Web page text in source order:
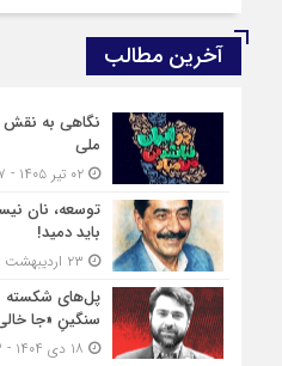
آخرین مطالب
نگاهی به نقش
ملی
۰۲ تیر ۱۴۰۵ - ۱۷:۲۷
توسعه، نان
باید دمید!
پل‌های شکسته
سنگینِ «جا